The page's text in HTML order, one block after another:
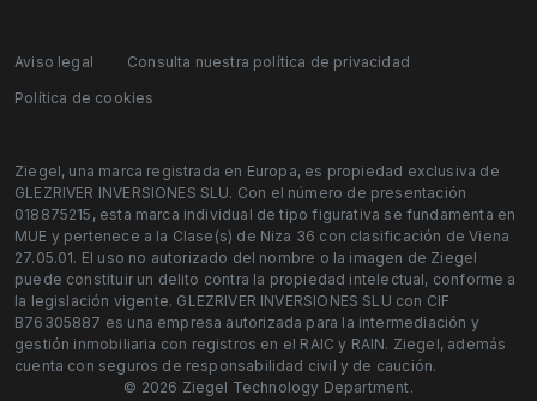
Aviso legal
Consulta nuestra política de privacidad
Política de cookies
© 2026 Ziegel Technology Department.
Ziegel, una marca registrada en Europa, es propiedad exclusiva de
GLEZRIVER INVERSIONES SLU. Con el número de presentación
018875215, esta marca individual de tipo figurativa se fundamenta en
MUE y pertenece a la Clase(s) de Niza 36 con clasificación de Viena
27.05.01. El uso no autorizado del nombre o la imagen de Ziegel
puede constituir un delito contra la propiedad intelectual, conforme a
la legislación vigente. GLEZRIVER INVERSIONES SLU con CIF
B76305887 es una empresa autorizada para la intermediación y
gestión inmobiliaria con registros en el RAIC y RAIN. Ziegel, además
cuenta con seguros de responsabilidad civil y de caución.